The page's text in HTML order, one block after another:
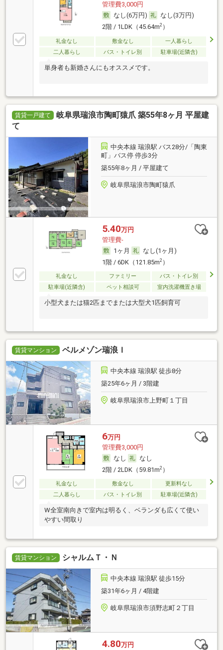
管理費3,000円
なし(6万円)
なし(3万円)
2階 / 1LDK（45.64m2）
礼金なし 敷金なし
一人暮らし
二人暮らし
バス・トイレ別 駐車場(近隣含)
単身者も新婚さんにもオススメです。
賃貸一戸建て
岐阜県瑞浪市陶町猿爪 築55年8ヶ月 平屋建
て
中央本線 瑞浪駅 バス28分/「陶東
町」バス停 停歩3分
築55年8ヶ月 / 平屋建て
岐阜県瑞浪市陶町猿爪
5.40万円
管理費-
1ヶ月
なし(1ヶ月)
1階 / 6DK（121.85m2）
礼金なし ファミリー
バス・トイレ別
駐車場(近隣含)
ペット相談可 室内洗濯機置き場
小型犬または猫2匹までまたは大型犬1匹飼育可
賃貸マンション ベルメゾン瑞浪Ｉ
中央本線 瑞浪駅 徒歩8分
築25年6ヶ月 / 3階建
岐阜県瑞浪市上野町１丁目
6万円
管理費3,000円
なし
なし
2階 / 2LDK（59.81m2）
礼金なし 敷金なし
更新料なし
二人暮らし
バス・トイレ別 駐車場(近隣含)
W全室南向きで室内は明るく、ベランダも広くて使い
やすい間取り
賃貸マンション シャルムＴ・Ｎ
中央本線 瑞浪駅 徒歩15分
築31年6ヶ月 / 4階建
岐阜県瑞浪市須野志町２丁目
4.80万円